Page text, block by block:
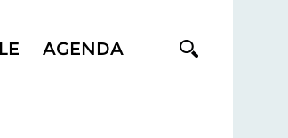
AGENDA